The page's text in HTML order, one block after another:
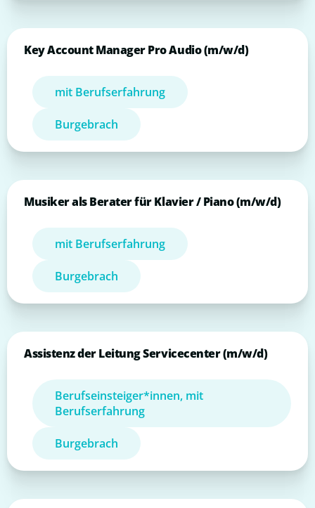
Key Account Manager Pro Audio (m/w/d)
mit Berufserfahrung
Burgebrach
Musiker als Berater für Klavier / Piano (m/w/d)
mit Berufserfahrung
Burgebrach
Assistenz der Leitung Servicecenter (m/w/d)
Berufseinsteiger*innen, mit
Berufserfahrung
Burgebrach